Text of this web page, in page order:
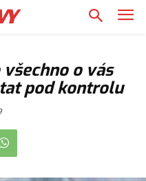
všechno o vás
pod kontrolu